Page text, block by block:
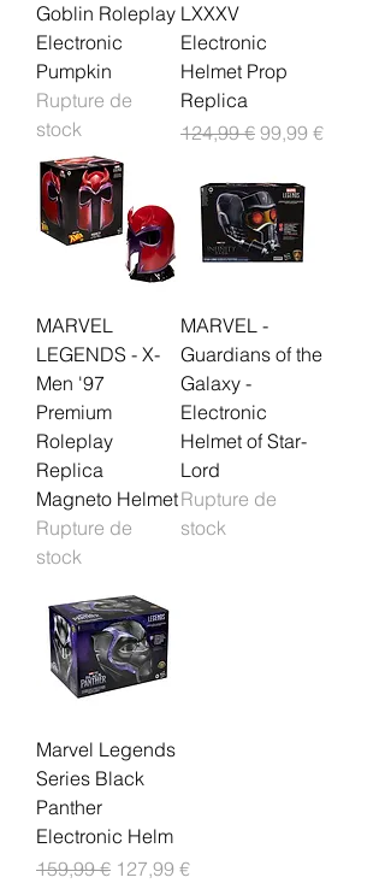
Goblin Roleplay
Electronic
Pumpkin
Rupture de
stock
LXXXV
Electronic
Helmet Prop
Replica
Prix original
124,99 € Prix
99,99 €
MARVEL
LEGENDS - X-
Men '97
Premium
Roleplay
Replica
Magneto Helmet
Rupture de
stock
MARVEL -
Guardians of the
Galaxy -
Electronic
Helmet of Star-
Lord
Rupture de
stock
Marvel Legends
Series Black
Panther
Electronic Helm
Prix original
159,99 € Prix promotionnel
127,99 €